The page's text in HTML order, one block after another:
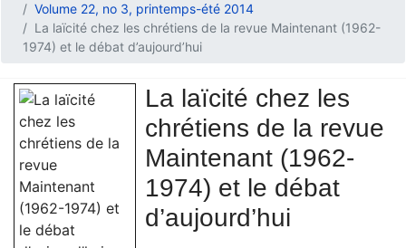
Volume 22, no 3, printemps-été 2014
La laïcité chez les chrétiens de la revue Maintenant (1962-
1974) et le débat d’aujourd’hui
La laïcité chez les
chrétiens de la revue
Maintenant (1962-
1974) et le débat
d’aujourd’hui